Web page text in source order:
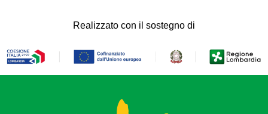
Realizzato con il sostegno di